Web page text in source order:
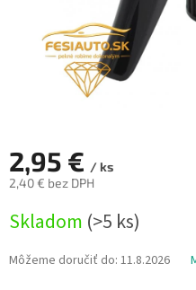
2,95 € / ks
2,40 € bez DPH
cena:
Skladom (>5 ks)
Môžeme doručiť do: 11.8.2026